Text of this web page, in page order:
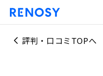
評判・口コミTOPへ